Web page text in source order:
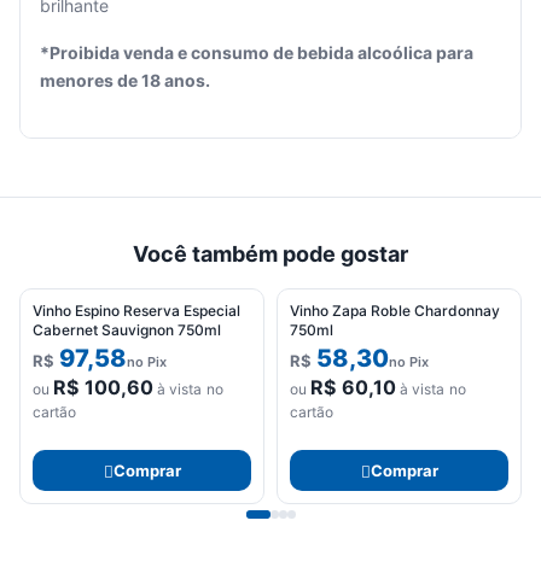
brilhante
*Proibida venda e consumo de bebida alcoólica para
menores de 18 anos.
Você também pode gostar
Vinho Espino Reserva Especial
Cabernet Sauvignon 750ml
R$ 97,58no Pix
ou R$ 100,60à vista no
cartão
Comprar
Vinho Zapa Roble Chardonnay
750ml
R$ 58,30no Pix
ou R$ 60,10à vista no
cartão
Comprar